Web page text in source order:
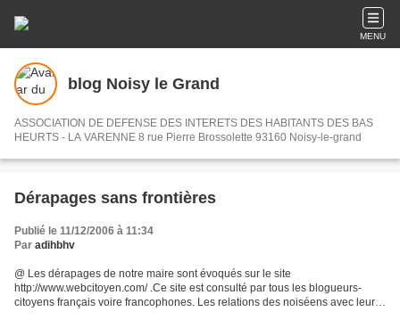
MENU
blog Noisy le Grand
ASSOCIATION DE DEFENSE DES INTERETS DES HABITANTS DES BAS
HEURTS - LA VARENNE 8 rue Pierre Brossolette 93160 Noisy-le-grand
Dérapages sans frontières
Publié le 11/12/2006 à 11:34
Par adihbhv
@ Les dérapages de notre maire sont évoqués sur le site
http://www.webcitoyen.com/ .Ce site est consulté par tous les blogueurs-
citoyens français voire francophones. Les relations des noiséens avec leur